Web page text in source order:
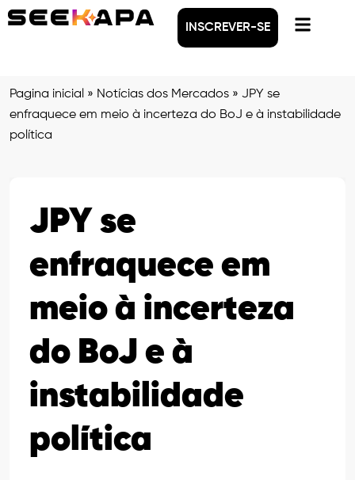
INSCREVER-SE
Pagina inicial » Notícias dos Mercados » JPY se
enfraquece em meio à incerteza do BoJ e à instabilidade
política
JPY se
enfraquece em
meio à incerteza
do BoJ e à
instabilidade
política